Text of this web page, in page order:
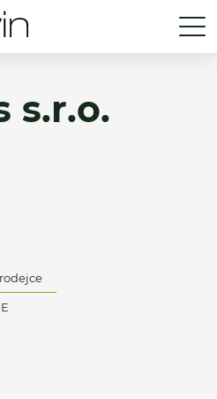
s.r.o.